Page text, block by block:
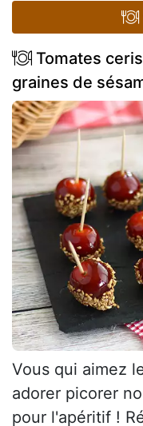
Tomates
graines de
Vous qui aimez
adorer picorer
pour l'apéritif !